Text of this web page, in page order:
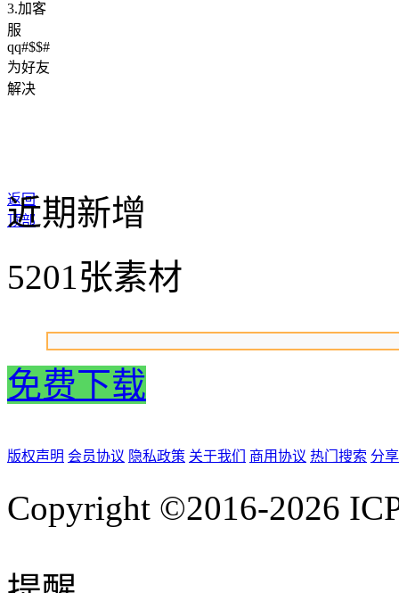
3.加客
服
qq#$$#
为好友
解决
返回
顶部
近期新增
5201张素材
免费下载
版权声明 会员协议 隐私政策 关于我们 商用协议 热门搜索 分
Copyright ©2016-2026